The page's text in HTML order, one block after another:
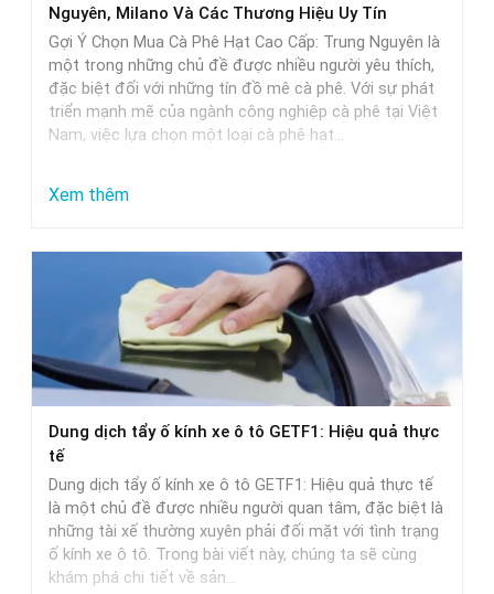
lựa
chọn
Nguyên, Milano Và Các Thương Hiệu Uy Tín
Gợi Ý Chọn Mua Cà Phê Hạt Cao Cấp: Trung Nguyên là
một trong những chủ đề được nhiều người yêu thích,
đặc biệt đối với những tín đồ mê cà phê. Với sự phát
triển mạnh mẽ của ngành công nghiệp cà phê tại Việt
Nam, việc lựa chọn một loại cà phê hạt…
Xem thêm:
Ý
Chọn
Mua
Cà
Phê
Hạt
Cao
Cấp:
Trung
Nguyên,
Milano
Dung dịch tẩy ố kính xe ô tô GETF1: Hiệu quả thực
tế
Dung dịch tẩy ố kính xe ô tô GETF1: Hiệu quả thực tế
là một chủ đề được nhiều người quan tâm, đặc biệt là
những tài xế thường xuyên phải đối mặt với tình trạng
ố kính xe ô tô. Trong bài viết này, chúng ta sẽ cùng
khám phá chi tiết về sản…